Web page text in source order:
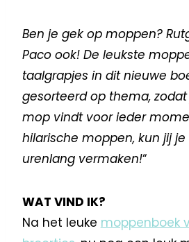
Ben je gek op moppen?
Paco ook! De leukste
taalgrapjes in dit nieuwe
gesorteerd op thema,
mop vindt voor ieder
hilarische moppen, kun jij
urenlang vermaken!“
WAT VIND IK?
Na het leuke moppenboek